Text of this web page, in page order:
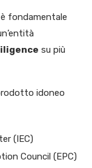
fondamentale
su più
idoneo
(IEC)
Council (EPC)